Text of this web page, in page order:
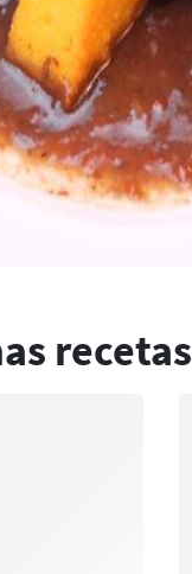
recetas